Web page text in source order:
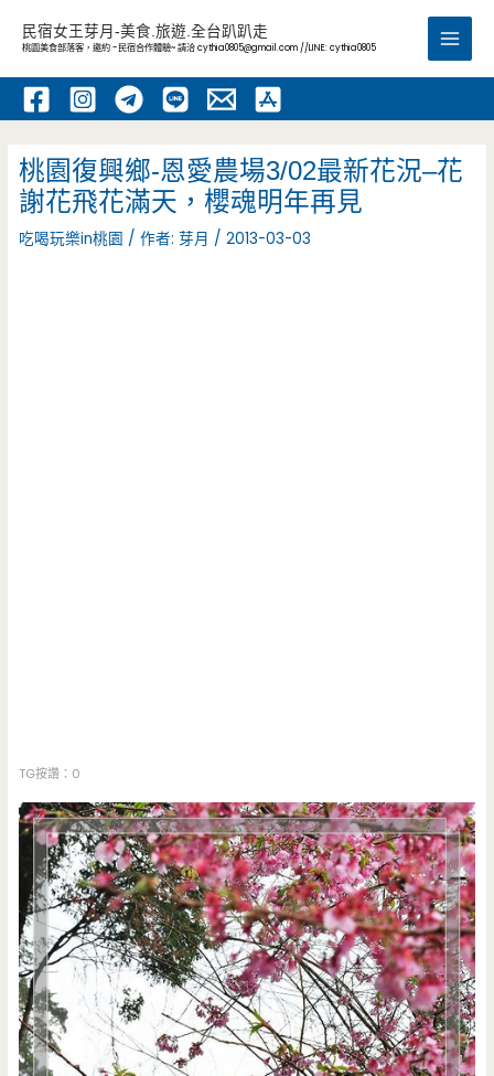
內
民宿女王芽月-美食.旅遊.全台趴趴走
桃園美食部落客，邀約 -民宿合作體驗~ 請洽cythia0805@gmail.com //LINE: cythia0805
Main
桃園復興鄉-恩愛農場3/02最新花況–花
謝花飛花滿天，櫻魂明年再見
吃喝玩樂in桃園 / 作者:芽月 /2013-03-03
TG按讚：0